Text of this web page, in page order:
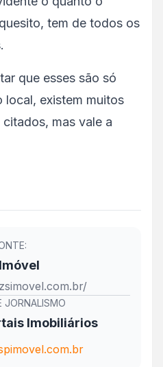
tem de todos os
que esses são só
local, existem muitos
mas vale a
JORNALISMO
Imobiliários